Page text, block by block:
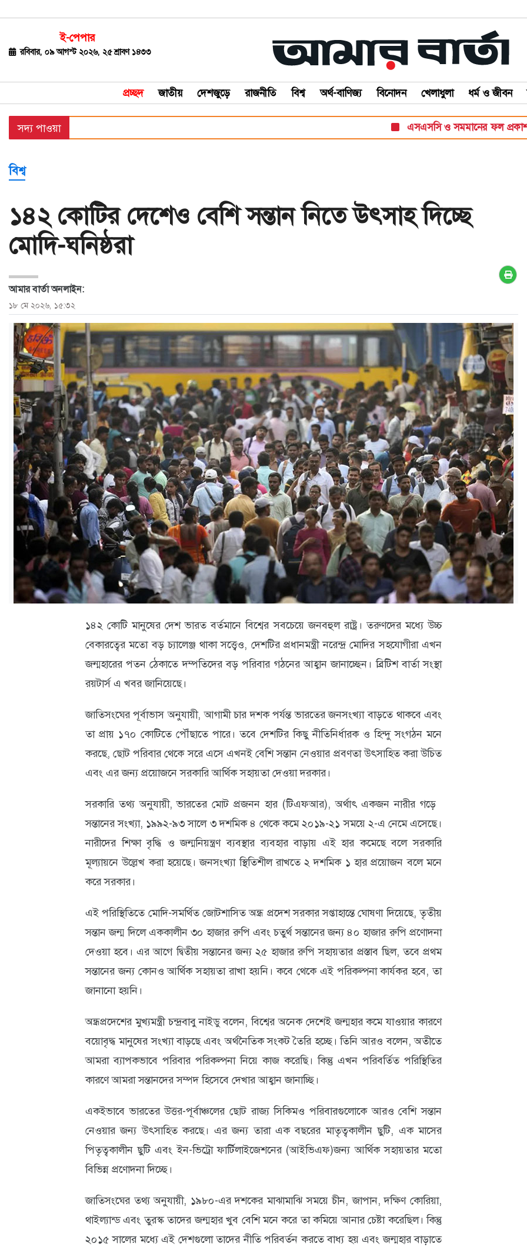
ই-পেপার
রবিবার, ০৯ আগস্ট ২০২৬, ২৫ শ্রাবণ ১৪৩৩
প্রচ্ছদ জাতীয় দেশজুড়ে রাজনীতি বিশ্ব অর্থ-বাণিজ্য বিনোদন খেলাধুলা ধর্ম ও জীবন
জাতীয়
রাজনীতি
বিশ্ব
বাণিজ্য
বিনোদন
খেলাধুলা
ধর্ম
ও
জীবন
মতামত
শিক্ষা
রাজধানী
আইন-
আদালত
ক্যাম্পাস
আজকের
পত্রিকা
ক্যারিয়ার
তথ্যপ্রযুক্তি
লাইফস্টাইল
সদ্য পাওয়া এসএসসি ও সমমানের ফল প্রকাশ
বিশ্ব
১৪২ কোটির দেশেও বেশি সন্তান নিতে উৎসাহ দিচ্ছে
মোদি-ঘনিষ্ঠরা
আমার বার্তা অনলাইন:
১৮ মে ২০২৬, ১৫:৩২
১৪২ কোটি মানুষের দেশ ভারত বর্তমানে বিশ্বের সবচেয়ে জনবহুল রাষ্ট্র। তরুণদের মধ্যে উচ্চ
বেকারত্বের মতো বড় চ্যালেঞ্জ থাকা সত্ত্বেও, দেশটির প্রধানমন্ত্রী নরেন্দ্র মোদির সহযোগীরা এখন
জন্মহারের পতন ঠেকাতে দম্পতিদের বড় পরিবার গঠনের আহ্বান জানাচ্ছেন। ব্রিটিশ বার্তা সংস্থা
রয়টার্স এ খবর জানিয়েছে।
জাতিসংঘের পূর্বাভাস অনুযায়ী, আগামী চার দশক পর্যন্ত ভারতের জনসংখ্যা বাড়তে থাকবে এবং
তা প্রায় ১৭০ কোটিতে পৌঁছাতে পারে। তবে দেশটির কিছু নীতিনির্ধারক ও হিন্দু সংগঠন মনে
করছে, ছোট পরিবার থেকে সরে এসে এখনই বেশি সন্তান নেওয়ার প্রবণতা উৎসাহিত করা উচিত
এবং এর জন্য প্রয়োজনে সরকারি আর্থিক সহায়তা দেওয়া দরকার।
সরকারি তথ্য অনুযায়ী, ভারতের মোট প্রজনন হার (টিএফআর), অর্থাৎ একজন নারীর গড়ে
সন্তানের সংখ্যা, ১৯৯২-৯৩ সালে ৩ দশমিক ৪ থেকে কমে ২০১৯-২১ সময়ে ২-এ নেমে এসেছে।
নারীদের শিক্ষা বৃদ্ধি ও জন্মনিয়ন্ত্রণ ব্যবস্থার ব্যবহার বাড়ায় এই হার কমেছে বলে সরকারি
মূল্যায়নে উল্লেখ করা হয়েছে। জনসংখ্যা স্থিতিশীল রাখতে ২ দশমিক ১ হার প্রয়োজন বলে মনে
করে সরকার।
এই পরিস্থিতিতে মোদি-সমর্থিত জোটশাসিত অন্ধ্র প্রদেশ সরকার সপ্তাহান্তে ঘোষণা দিয়েছে, তৃতীয়
সন্তান জন্ম দিলে এককালীন ৩০ হাজার রুপি এবং চতুর্থ সন্তানের জন্য ৪০ হাজার রুপি প্রণোদনা
দেওয়া হবে। এর আগে দ্বিতীয় সন্তানের জন্য ২৫ হাজার রুপি সহায়তার প্রস্তাব ছিল, তবে প্রথম
সন্তানের জন্য কোনও আর্থিক সহায়তা রাখা হয়নি। কবে থেকে এই পরিকল্পনা কার্যকর হবে, তা
জানানো হয়নি।
অন্ধ্রপ্রদেশের মুখ্যমন্ত্রী চন্দ্রবাবু নাইডু বলেন, বিশ্বের অনেক দেশেই জন্মহার কমে যাওয়ার কারণে
বয়োবৃদ্ধ মানুষের সংখ্যা বাড়ছে এবং অর্থনৈতিক সংকট তৈরি হচ্ছে। তিনি আরও বলেন, অতীতে
আমরা ব্যাপকভাবে পরিবার পরিকল্পনা নিয়ে কাজ করেছি। কিন্তু এখন পরিবর্তিত পরিস্থিতির
কারণে আমরা সন্তানদের সম্পদ হিসেবে দেখার আহ্বান জানাচ্ছি।
একইভাবে ভারতের উত্তর-পূর্বাঞ্চলের ছোট রাজ্য সিকিমও পরিবারগুলোকে আরও বেশি সন্তান
নেওয়ার জন্য উৎসাহিত করছে। এর জন্য তারা এক বছরের মাতৃত্বকালীন ছুটি, এক মাসের
পিতৃত্বকালীন ছুটি এবং ইন-ভিট্রো ফার্টিলাইজেশনের (আইভিএফ)জন্য আর্থিক সহায়তার মতো
বিভিন্ন প্রণোদনা দিচ্ছে।
জাতিসংঘের তথ্য অনুযায়ী, ১৯৮০-এর দশকের মাঝামাঝি সময়ে চীন, জাপান, দক্ষিণ কোরিয়া,
থাইল্যান্ড এবং তুরস্ক তাদের জন্মহার খুব বেশি মনে করে তা কমিয়ে আনার চেষ্টা করেছিল। কিন্তু
২০১৫ সালের মধ্যে এই দেশগুলো তাদের নীতি পরিবর্তন করতে বাধ্য হয় এবং জন্মহার বাড়াতে